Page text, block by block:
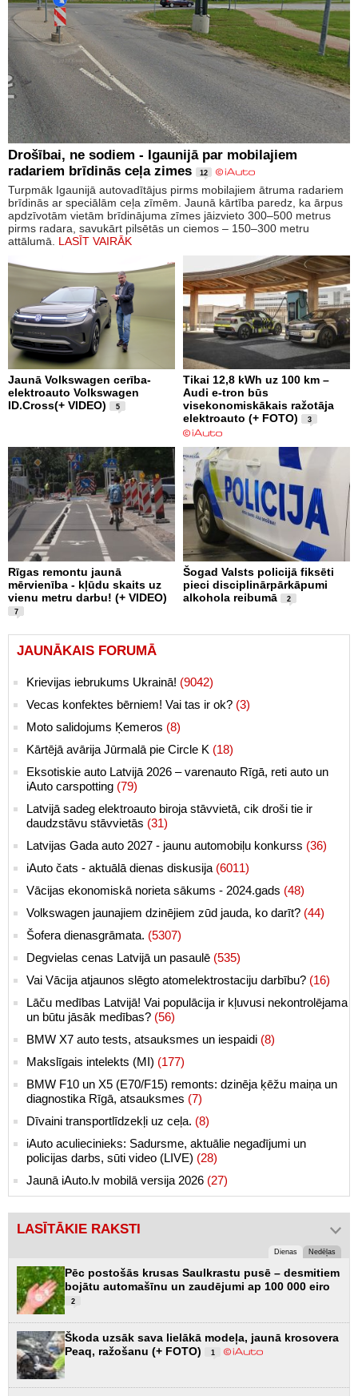
Drošībai, ne sodiem - Igaunijā par mobilajiem
radariem brīdinās ceļa zimes
12
Turpmāk Igaunijā autovadītājus pirms mobilajiem ātruma radariem
brīdinās ar speciālām ceļa zīmēm. Jaunā kārtība paredz, ka ārpus
apdzīvotām vietām brīdinājuma zīmes jāizvieto 300–500 metrus
pirms radara, savukārt pilsētās un ciemos – 150–300 metru
attālumā. LASĪT VAIRĀK
Jaunā Volkswagen cerība-
elektroauto Volkswagen
ID.Cross(+ VIDEO)
5
Tikai 12,8 kWh uz 100 km –
Audi e-tron būs
visekonomiskākais ražotāja
elektroauto (+ FOTO)
3
Rīgas remontu jaunā
mērvienība - kļūdu skaits uz
vienu metru darbu! (+ VIDEO)
7
Šogad Valsts policijā fiksēti
pieci disciplinārpārkāpumi
alkohola reibumā
2
JAUNĀKAIS FORUMĀ
Krievijas iebrukums Ukrainā! (9042)
Vecas konfektes bērniem! Vai tas ir ok? (3)
Moto salidojums Ķemeros (8)
Kārtējā avārija Jūrmalā pie Circle K (18)
Eksotiskie auto Latvijā 2026 – varenauto Rīgā, reti auto un
iAuto carspotting (79)
Latvijā sadeg elektroauto biroja stāvvietā, cik droši tie ir
daudzstāvu stāvvietās (31)
Latvijas Gada auto 2027 - jaunu automobiļu konkurss (36)
iAuto čats - aktuālā dienas diskusija (6011)
Vācijas ekonomiskā norieta sākums - 2024.gads (48)
Volkswagen jaunajiem dzinējiem zūd jauda, ko darīt? (44)
Šofera dienasgrāmata. (5307)
Degvielas cenas Latvijā un pasaulē (535)
Vai Vācija atjaunos slēgto atomelektrostaciju darbību? (16)
Lāču medības Latvijā! Vai populācija ir kļuvusi nekontrolējama
un būtu jāsāk medības? (56)
BMW X7 auto tests, atsauksmes un iespaidi (8)
Makslīgais intelekts (MI) (177)
BMW F10 un X5 (E70/F15) remonts: dzinēja ķēžu maiņa un
diagnostika Rīgā, atsauksmes (7)
Dīvaini transportlīdzekļi uz ceļa. (8)
iAuto aculiecinieks: Sadursme, aktuālie negadījumi un
policijas darbs, sūti video (LIVE) (28)
Jaunā iAuto.lv mobilā versija 2026 (27)
LASĪTĀKIE RAKSTI
Dienas Nedēļas
Pēc postošās krusas Saulkrastu pusē – desmitiem
bojātu automašīnu un zaudējumi ap 100 000 eiro
2
Škoda uzsāk sava lielākā modeļa, jaunā krosovera
Peaq, ražošanu (+ FOTO)
1